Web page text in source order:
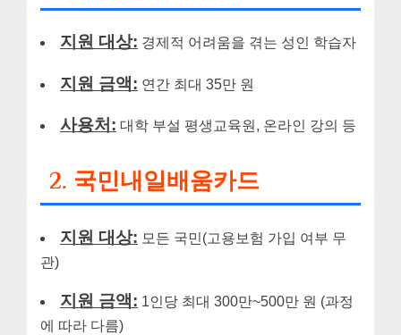
지원 대상: 경제적 어려움을 겪는 성인 학습자
지원 금액: 연간 최대 35만 원
사용처: 대학 부설 평생교육원, 온라인 강의 등
2. 국민내일배움카드
지원 대상: 모든 국민(고용보험 가입 여부 무
관)
지원 금액: 1인당 최대 300만~500만 원 (과정
에 따라 다름)